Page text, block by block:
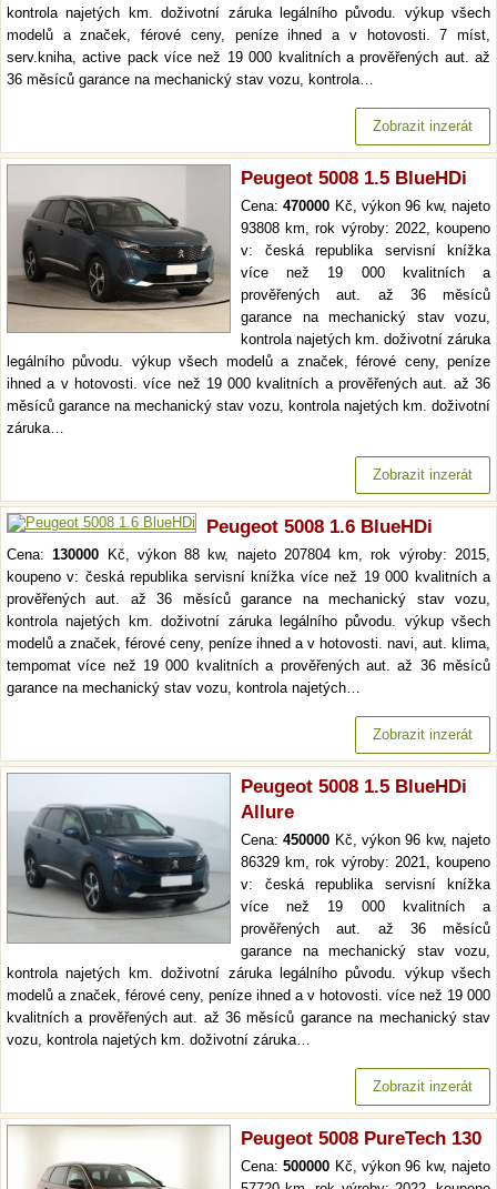
kontrola najetých km. doživotní záruka legálního původu. výkup všech
modelů a značek, férové ceny, peníze ihned a v hotovosti. 7 míst,
serv.kniha, active pack více než 19 000 kvalitních a prověřených aut. až
36 měsíců garance na mechanický stav vozu, kontrola…
Zobrazit inzerát
Peugeot 5008 1.5 BlueHDi
Cena:470000 Kč, výkon 96 kw, najeto
93808 km, rok výroby: 2022, koupeno
v: česká republika servisní knížka
více než 19 000 kvalitních a
prověřených aut. až 36 měsíců
garance na mechanický stav vozu,
kontrola najetých km. doživotní záruka
legálního původu. výkup všech modelů a značek, férové ceny, peníze
ihned a v hotovosti. více než 19 000 kvalitních a prověřených aut. až 36
měsíců garance na mechanický stav vozu, kontrola najetých km. doživotní
záruka…
Zobrazit inzerát
Peugeot 5008 1.6 BlueHDi
Cena:130000 Kč, výkon 88 kw, najeto 207804 km, rok výroby: 2015,
koupeno v: česká republika servisní knížka více než 19 000 kvalitních a
prověřených aut. až 36 měsíců garance na mechanický stav vozu,
kontrola najetých km. doživotní záruka legálního původu. výkup všech
modelů a značek, férové ceny, peníze ihned a v hotovosti. navi, aut. klima,
tempomat více než 19 000 kvalitních a prověřených aut. až 36 měsíců
garance na mechanický stav vozu, kontrola najetých…
Zobrazit inzerát
Peugeot 5008 1.5 BlueHDi
Allure
Cena:450000 Kč, výkon 96 kw, najeto
86329 km, rok výroby: 2021, koupeno
v: česká republika servisní knížka
více než 19 000 kvalitních a
prověřených aut. až 36 měsíců
garance na mechanický stav vozu,
kontrola najetých km. doživotní záruka legálního původu. výkup všech
modelů a značek, férové ceny, peníze ihned a v hotovosti. více než 19 000
kvalitních a prověřených aut. až 36 měsíců garance na mechanický stav
vozu, kontrola najetých km. doživotní záruka…
Zobrazit inzerát
Peugeot 5008 PureTech 130
Cena:500000 Kč, výkon 96 kw, najeto